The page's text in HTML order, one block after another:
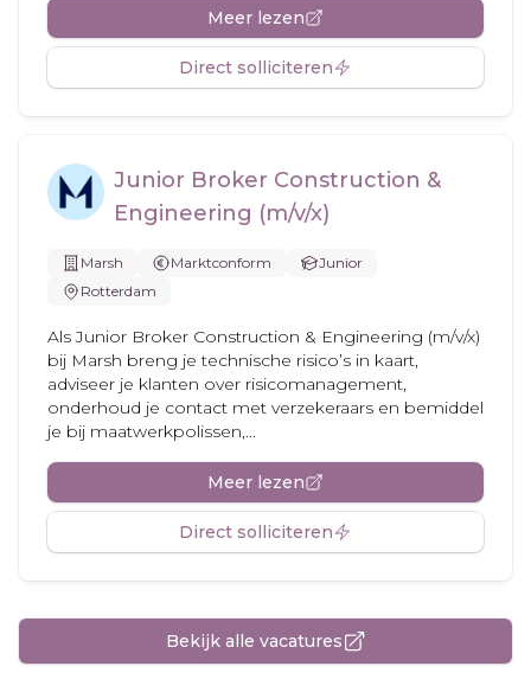
Meer lezen
Direct solliciteren
Junior Broker Construction &
Engineering (m/v/x)
Marsh Marktconform
Junior
Rotterdam
Als Junior Broker Construction & Engineering (m/v/x)
bij Marsh breng je technische risico’s in kaart,
adviseer je klanten over risicomanagement,
onderhoud je contact met verzekeraars en bemiddel
je bij maatwerkpolissen,...
Meer lezen
Direct solliciteren
Bekijk alle vacatures